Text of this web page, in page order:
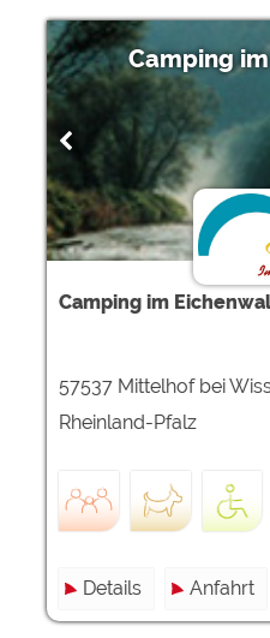
Camping
Camping im
57537 Mittelhof bei
Rheinland-Pfalz
Details Anfahrt